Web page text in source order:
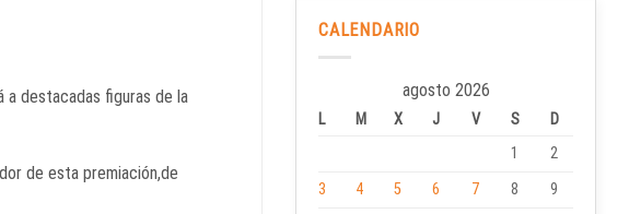
a destacadas figuras de la
de esta premiación,de
CALENDARIO
agosto 2026
L M X J V S
D
1
2
3
4 5 6 7 8
9